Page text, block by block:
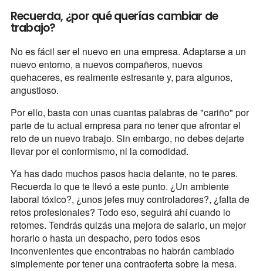
Recuerda, ¿por qué querías cambiar de
trabajo?
No es fácil ser el nuevo en una empresa. Adaptarse a un
nuevo entorno, a nuevos compañeros, nuevos
quehaceres, es realmente estresante y, para algunos,
angustioso.
Por ello, basta con unas cuantas palabras de "cariño" por
parte de tu actual empresa para no tener que afrontar el
reto de un nuevo trabajo. Sin embargo, no debes dejarte
llevar por el conformismo, ni la comodidad.
Ya has dado muchos pasos hacia delante, no te pares.
Recuerda lo que te llevó a este punto. ¿Un ambiente
laboral tóxico?, ¿unos jefes muy controladores?, ¿falta de
retos profesionales? Todo eso, seguirá ahí cuando lo
retomes. Tendrás quizás una mejora de salario, un mejor
horario o hasta un despacho, pero todos esos
inconvenientes que encontrabas no habrán cambiado
simplemente por tener una contraoferta sobre la mesa.